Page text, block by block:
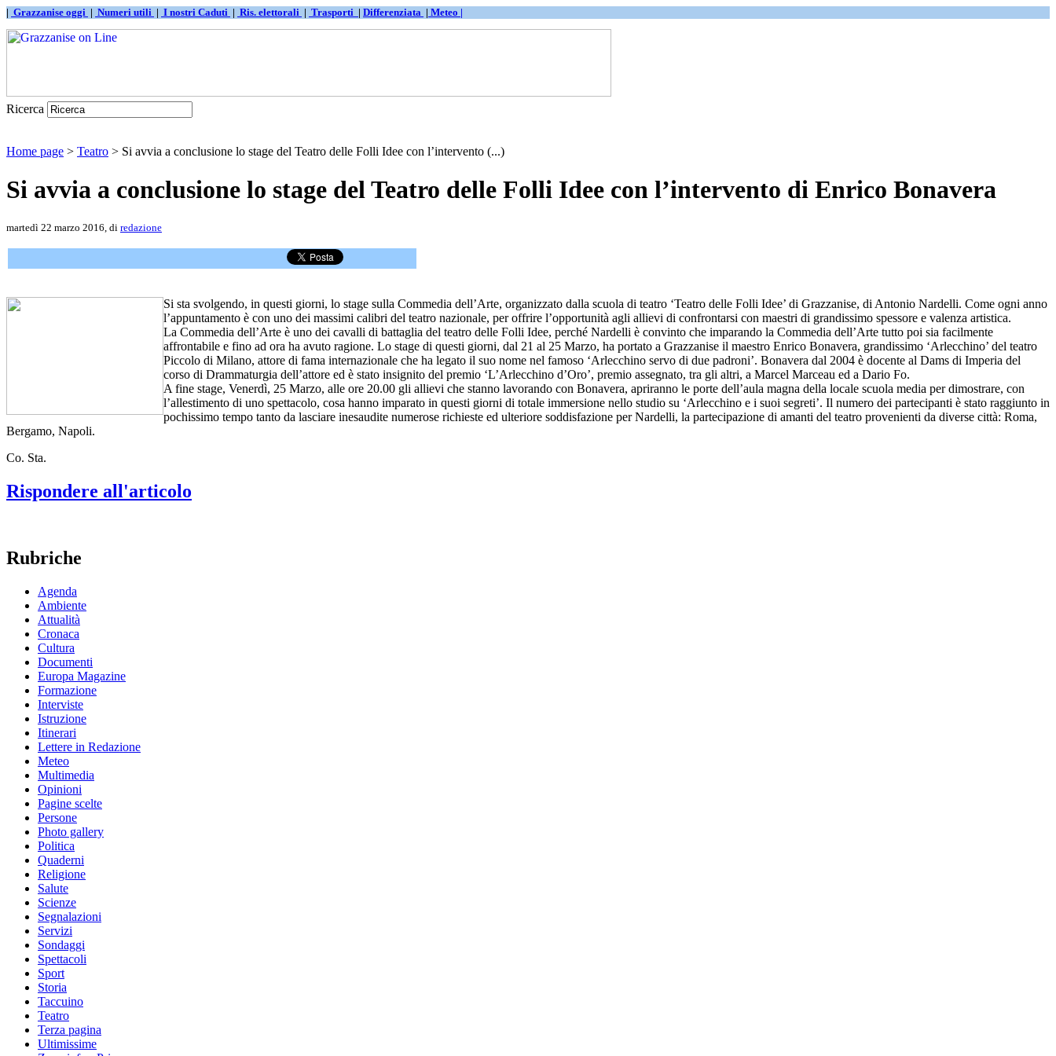
| Grazzanise oggi | Numeri utili | I nostri Caduti | Ris. elettorali | Trasporti | Differenziata | Meteo |
Ricerca
Home page > Teatro > Si avvia a conclusione lo stage del Teatro delle Folli Idee con l’intervento (...)
Si avvia a conclusione lo stage del Teatro delle Folli Idee con l’intervento di Enrico Bonavera
martedì 22 marzo 2016, di redazione
Si sta svolgendo, in questi giorni, lo stage sulla Commedia dell’Arte, organizzato dalla scuola di teatro ‘Teatro delle Folli Idee’ di Grazzanise, di Antonio Nardelli. Come ogni anno
l’appuntamento è con uno dei massimi calibri del teatro nazionale, per offrire l’opportunità agli allievi di confrontarsi con maestri di grandissimo spessore e valenza artistica.
La Commedia dell’Arte è uno dei cavalli di battaglia del teatro delle Folli Idee, perché Nardelli è convinto che imparando la Commedia dell’Arte tutto poi sia facilmente
affrontabile e fino ad ora ha avuto ragione. Lo stage di questi giorni, dal 21 al 25 Marzo, ha portato a Grazzanise il maestro Enrico Bonavera, grandissimo ‘Arlecchino’ del teatro
Piccolo di Milano, attore di fama internazionale che ha legato il suo nome nel famoso ‘Arlecchino servo di due padroni’. Bonavera dal 2004 è docente al Dams di Imperia del
corso di Drammaturgia dell’attore ed è stato insignito del premio ‘L’Arlecchino d’Oro’, premio assegnato, tra gli altri, a Marcel Marceau ed a Dario Fo.
A fine stage, Venerdì, 25 Marzo, alle ore 20.00 gli allievi che stanno lavorando con Bonavera, apriranno le porte dell’aula magna della locale scuola media per dimostrare, con
l’allestimento di uno spettacolo, cosa hanno imparato in questi giorni di totale immersione nello studio su ‘Arlecchino e i suoi segreti’. Il numero dei partecipanti è stato raggiunto in
pochissimo tempo tanto da lasciare inesaudite numerose richieste ed ulteriore soddisfazione per Nardelli, la partecipazione di amanti del teatro provenienti da diverse città: Roma,
Bergamo, Napoli.
Co. Sta.
Rispondere all'articolo
Rubriche
Agenda
Ambiente
Attualità
Cronaca
Cultura
Documenti
Europa Magazine
Formazione
Interviste
Istruzione
Itinerari
Lettere in Redazione
Meteo
Multimedia
Opinioni
Pagine scelte
Persone
Photo gallery
Politica
Quaderni
Religione
Salute
Scienze
Segnalazioni
Servizi
Sondaggi
Spettacoli
Sport
Storia
Taccuino
Teatro
Terza pagina
Ultimissime